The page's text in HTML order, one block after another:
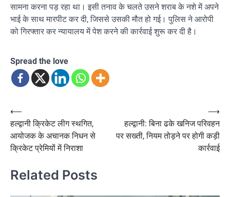
सामना करना पड़ रहा था। इसी तनाव के चलते उसने शराब के नशे में अपने
भाई के साथ मारपीट कर दी, जिससे उसकी मौत हो गई। पुलिस ने आरोपी
को गिरफ्तार कर न्यायालय में पेश करने की कार्रवाई शुरू कर दी है।
Spread the love
Post
navigation
⟵
हल्द्वानी क्रिकेट लीग स्थगित,
आयोजक के अचानक निधन से
क्रिकेट प्रेमियों में निराशा
हल्द्वानी: बिना ढके खनिज परिवहन
पर सख्ती, नियम तोड़ने पर होगी कड़ी
कार्रवाई
⟶
Related Posts